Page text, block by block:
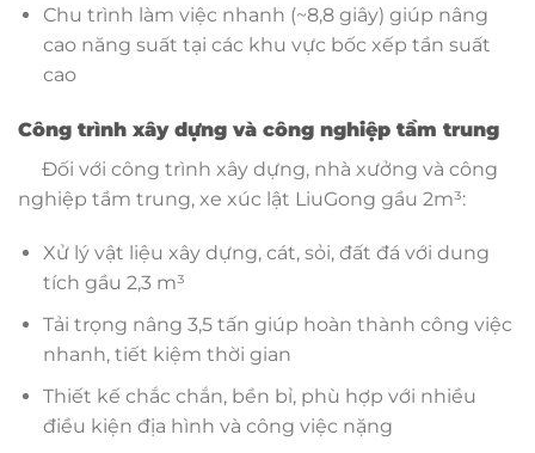
Chu trình làm việc nhanh (~8,8 giây) giúp nâng
cao năng suất tại các khu vực bốc xếp tần suất
cao
Công trình xây dựng và công nghiệp tầm trung
Đối với công trình xây dựng, nhà xưởng và công
nghiệp tầm trung, xe xúc lật LiuGong gầu 2m³:
Xử lý vật liệu xây dựng, cát, sỏi, đất đá với dung
tích gầu 2,3 m³
Tải trọng nâng 3,5 tấn giúp hoàn thành công việc
nhanh, tiết kiệm thời gian
Thiết kế chắc chắn, bền bỉ, phù hợp với nhiều
điều kiện địa hình và công việc nặng